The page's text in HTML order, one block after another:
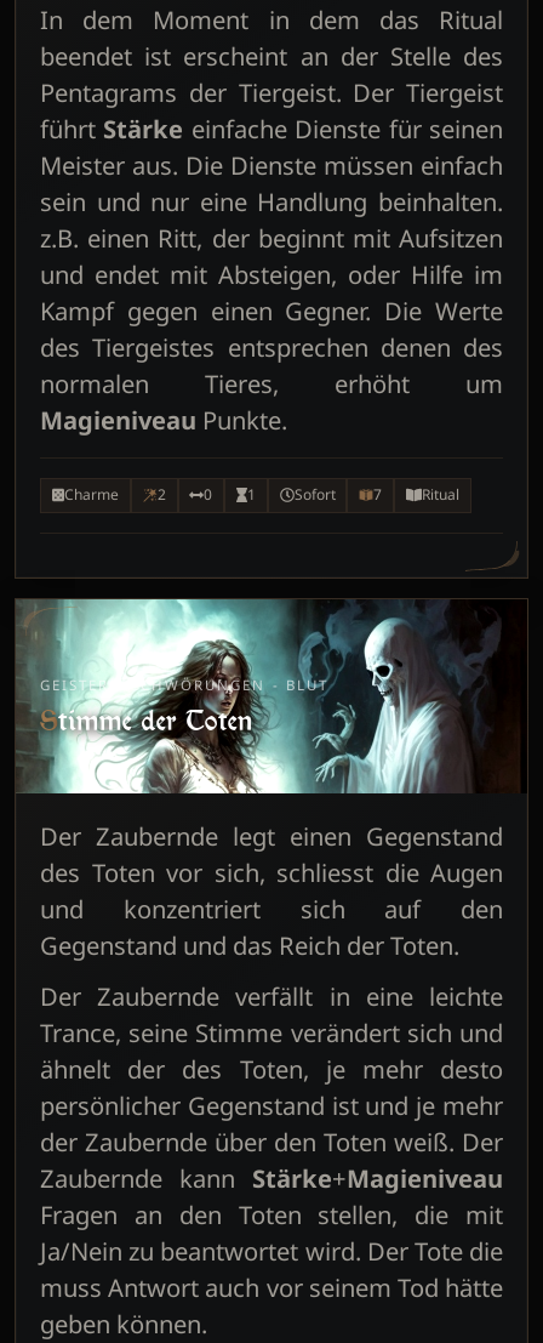
In dem Moment in dem das Ritual
beendet ist erscheint an der Stelle des
Pentagrams der Tiergeist. Der Tiergeist
führt Stärke einfache Dienste für seinen
Meister aus. Die Dienste müssen einfach
sein und nur eine Handlung beinhalten.
z.B. einen Ritt, der beginnt mit Aufsitzen
und endet mit Absteigen, oder Hilfe im
Kampf gegen einen Gegner. Die Werte
des Tiergeistes entsprechen denen des
normalen Tieres, erhöht um
Magieniveau Punkte.
Charme 2 0 1 Sofort 7 Ritual
GEISTERBESCHWÖRUNGEN - BLUT
Stimme der Toten
Der Zaubernde legt einen Gegenstand
des Toten vor sich, schliesst die Augen
und konzentriert sich auf den
Gegenstand und das Reich der Toten.
Der Zaubernde verfällt in eine leichte
Trance, seine Stimme verändert sich und
ähnelt der des Toten, je mehr desto
persönlicher Gegenstand ist und je mehr
der Zaubernde über den Toten weiß. Der
Zaubernde kann Stärke+Magieniveau
Fragen an den Toten stellen, die mit
Ja/Nein zu beantwortet wird. Der Tote die
muss Antwort auch vor seinem Tod hätte
geben können.